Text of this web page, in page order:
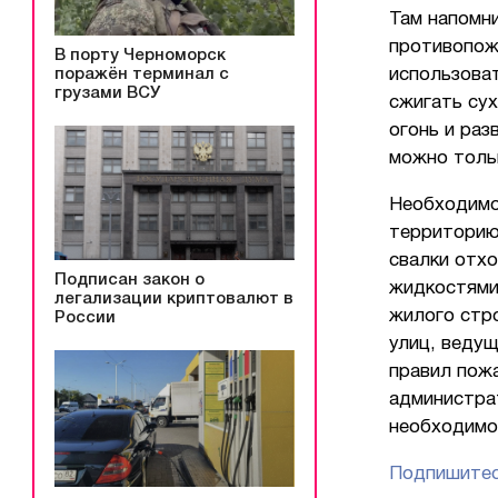
В порту Черноморск
поражён терминал с
грузами ВСУ
Подписан закон о
легализации криптовалют в
России
Там
сжигать
огонь и
можно
свалки
жилого
улиц,
правил